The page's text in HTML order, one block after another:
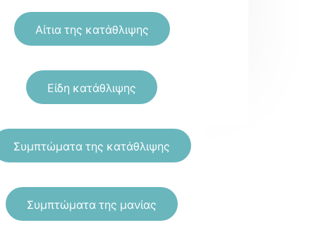
Αίτια της κατάθλιψης
Είδη κατάθλιψης
Συμπτώματα της κατάθλιψης
Συμπτώματα της μανίας